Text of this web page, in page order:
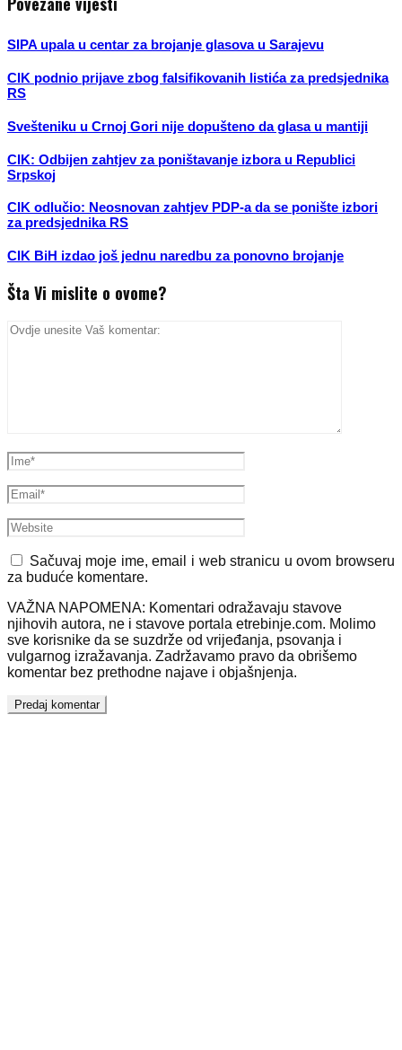
SIPA upala u centar za brojanje glasova u Sarajevu
CIK podnio prijave zbog falsifikovanih listića za predsjednika
RS
Svešteniku u Crnoj Gori nije dopušteno da glasa u mantiji
CIK: Odbijen zahtjev za poništavanje izbora u Republici
Srpskoj
CIK odlučio: Neosnovan zahtjev PDP-a da se ponište izbori
za predsjednika RS
CIK BiH izdao još jednu naredbu za ponovno brojanje
Šta Vi mislite o ovome?
Sačuvaj moje ime, email i web stranicu u ovom browseru
za buduće komentare.
VAŽNA NAPOMENA: Komentari odražavaju stavove
njihovih autora, ne i stavove portala etrebinje.com. Molimo
sve korisnike da se suzdrže od vrijeđanja, psovanja i
vulgarnog izražavanja. Zadržavamo pravo da obrišemo
komentar bez prethodne najave i objašnjenja.